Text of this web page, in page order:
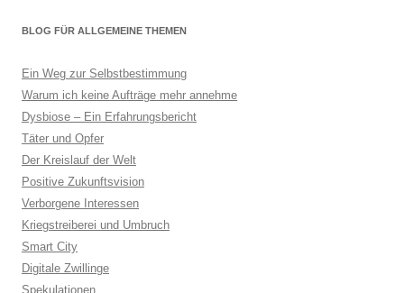
BLOG FÜR ALLGEMEINE THEMEN
Ein Weg zur Selbstbestimmung
Warum ich keine Aufträge mehr annehme
Dysbiose – Ein Erfahrungsbericht
Täter und Opfer
Der Kreislauf der Welt
Positive Zukunftsvision
Verborgene Interessen
Kriegstreiberei und Umbruch
Smart City
Digitale Zwillinge
Spekulationen